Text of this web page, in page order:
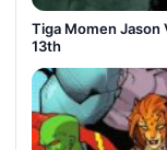
Tiga Momen Jason
13th